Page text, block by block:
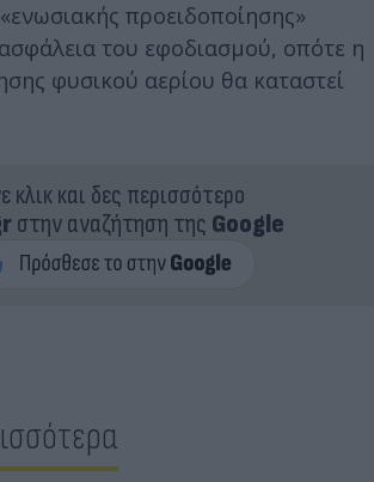
προειδοποίησης»
του εφοδιασμού, οπότε η
φυσικού αερίου θα καταστεί
κλικ και δες περισσότερο
στην αναζήτηση της Google